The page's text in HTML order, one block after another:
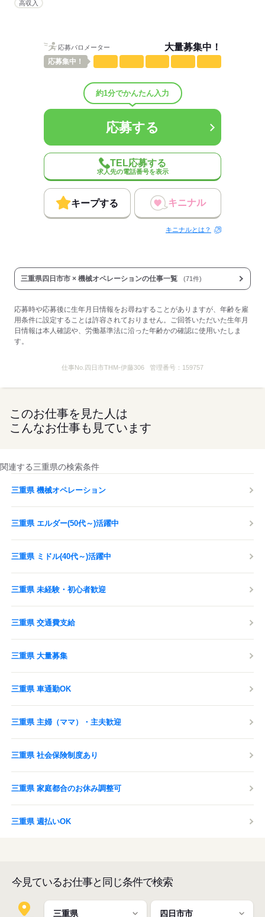
男女の割合
しずか
メンテナンス作業をお願いします♪
50人
メーカー関連
応募する
高収入
応募バロメーター 大量募集中！
応募集中！
約1分でかんたん入力
応募する
TEL応募する
求人先の電話番号を表示
キープする キニナル
キニナルとは？
三重県四日市市 × 機械オペレーションの仕事一覧 (71件)
応募時や応募後に生年月日情報をお尋ねすることがありますが、年齢を雇
用条件に設定することは許容されておりません。ご回答いただいた生年月
日情報は本人確認や、労働基準法に沿った年齢かの確認に使用いたしま
す。
仕事No. 四日市THM-伊藤306 管理番号： 159757
このお仕事を見た人は
こんなお仕事も見ています
関連する三重県の検索条件
三重県 機械オペレーション
三重県 エルダー(50代～)活躍中
三重県 ミドル(40代～)活躍中
三重県 未経験・初心者歓迎
三重県 交通費支給
三重県 大量募集
三重県 車通勤OK
三重県 主婦（ママ）・主夫歓迎
三重県 社会保険制度あり
三重県 家庭都合のお休み調整可
三重県 週払いOK
今見ているお仕事と同じ条件で検索